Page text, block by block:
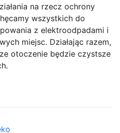
na rzecz ochrony
wszystkich do
z elektroodpadami i
miejsc. Działając razem,
otoczenie będzie czystsze